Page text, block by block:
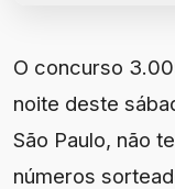
O concurso
noite deste
São Paulo, não
números